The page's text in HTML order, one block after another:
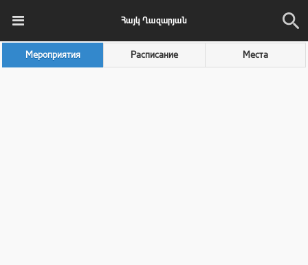
Հայկ Ղազարյան
Мероприятия Расписание Места